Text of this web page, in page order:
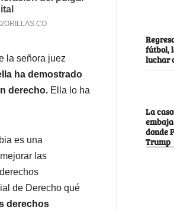
la señora juez
ha demostrado
derecho. Ella lo ha
es una
las
de Derecho qué
derechos
fútbol,
luchar
La
donde
Trump